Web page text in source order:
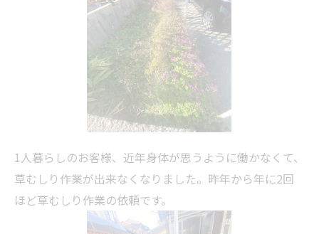
1人暮らしのお客様、近年身体が思うように働かなくて、
草むしり作業が出来なくなりました。昨年から年に2回
ほど草むしり作業の依頼です。